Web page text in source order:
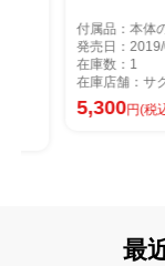
付属品：本体
発売日：
在庫数：1
在庫店舗：サ
5,300円(税
最